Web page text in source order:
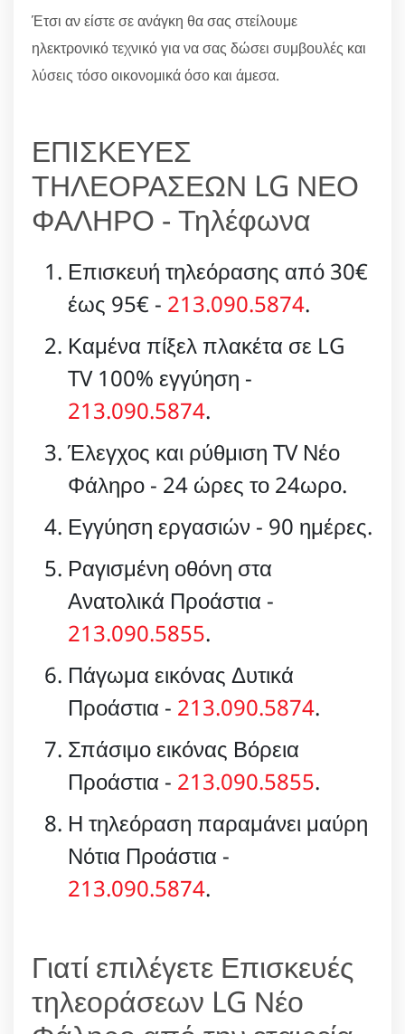
Έτσι αν είστε σε ανάγκη θα σας στείλουμε
ηλεκτρονικό τεχνικό για να σας δώσει συμβουλές και
λύσεις τόσο οικονομικά όσο και άμεσα.
ΕΠΙΣΚΕΥΕΣ
ΤΗΛΕΟΡΑΣΕΩΝ LG ΝΕΟ
ΦΑΛΗΡΟ - Τηλέφωνα
Επισκευή τηλεόρασης από 30€
έως 95€ - 213.090.5874.
Καμένα πίξελ πλακέτα σε LG
TV 100% εγγύηση -
213.090.5874.
Έλεγχος και ρύθμιση TV Νέο
Φάληρο - 24 ώρες το 24ωρο.
Εγγύηση εργασιών - 90 ημέρες.
Ραγισμένη οθόνη στα
Ανατολικά Προάστια -
213.090.5855.
Πάγωμα εικόνας Δυτικά
Προάστια - 213.090.5874.
Σπάσιμο εικόνας Βόρεια
Προάστια - 213.090.5855.
Η τηλεόραση παραμάνει μαύρη
Νότια Προάστια -
213.090.5874.
Γιατί επιλέγετε Επισκευές
τηλεοράσεων LG Νέο